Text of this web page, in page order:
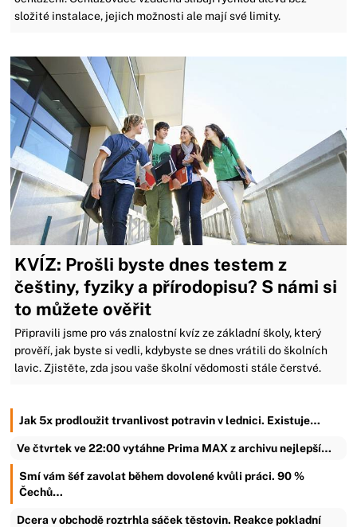
složité instalace, jejich možnosti ale mají své limity.
KVÍZ: Prošli byste dnes testem z
češtiny, fyziky a přírodopisu? S námi si
to můžete ověřit
Připravili jsme pro vás znalostní kvíz ze základní školy, který
prověří, jak byste si vedli, kdybyste se dnes vrátili do školních
lavic. Zjistěte, zda jsou vaše školní vědomosti stále čerstvé.
Jak 5x prodloužit trvanlivost potravin v lednici. Existuje…
Ve čtvrtek ve 22:00 vytáhne Prima MAX z archivu nejlepší…
Smí vám šéf zavolat během dovolené kvůli práci. 90 %
Čechů…
Dcera v obchodě roztrhla sáček těstovin. Reakce pokladní